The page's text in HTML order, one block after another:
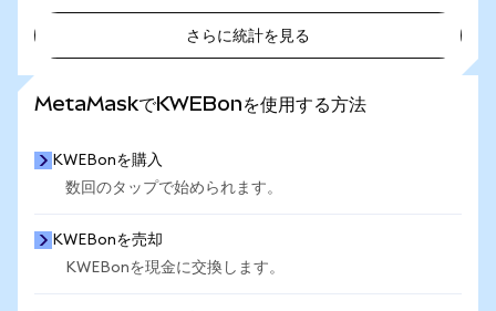
さらに統計を見る
MetaMaskでKWEBonを使用する方法
KWEBonを購入
数回のタップで始められます。
KWEBonを売却
KWEBonを現金に交換します。